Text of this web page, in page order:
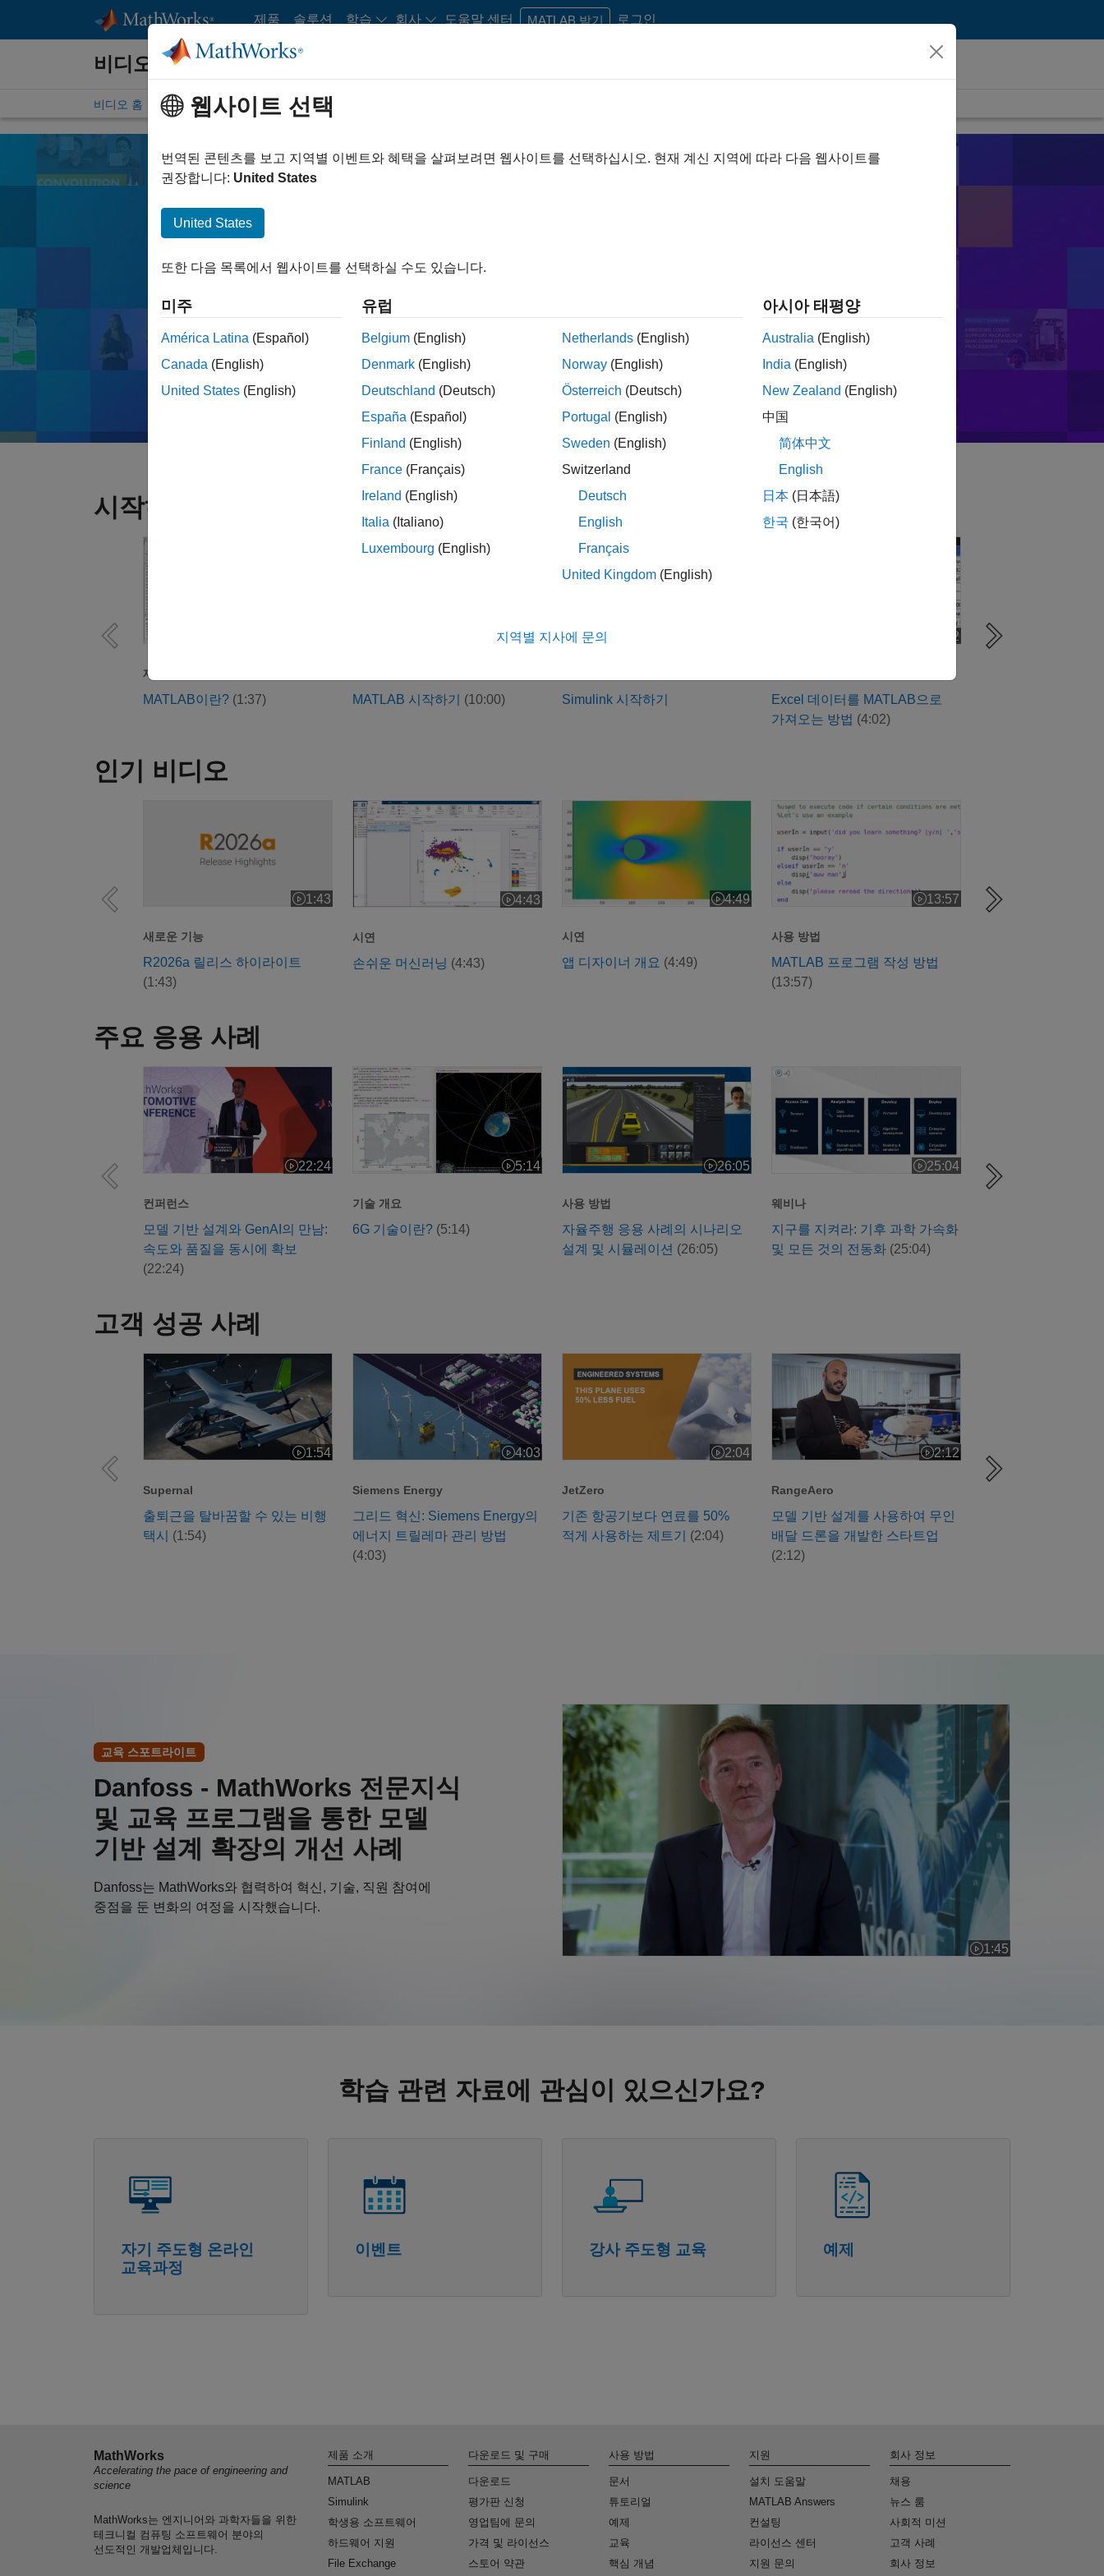
콘텐츠로 바로 가기
제품 솔루션 학습 회사 도움말 센터 MATLAB 받기 로그인
비디오
비디오 홈 검색
인기 주제: MATLAB Simulink Simscape Arduino 모터 제어 PID
시작하기
MATLAB이란?
제품 개요
MATLAB이란? (1:37)
MATLAB 시작하기
10:00
비디오 길이: 10:00
MATLAB 시작하기 (10:00)
Simulink 시작하기
Simulink 시작하기
Excel 데이터를 MATLAB으로 가져오는 방법
4:02
비디오 길이: 4:02
Excel 데이터를 MATLAB으로
가져오는 방법 (4:02)
인기 비디오
1:43
비디오 길이: 1:43
새로운 기능
R2026a 릴리스 하이라이트
(1:43)
손쉬운 머신러닝: 범주형 데이터에 맞는 모델 찾기
4:43
비디오 길이: 4:43
시연
손쉬운 머신러닝 (4:43)
앱 디자이너 개요
4:49
비디오 길이: 4:49
시연
앱 디자이너 개요 (4:49)
MATLAB 프로그램 작성 방법
13:57
비디오 길이: 13:57
사용 방법
MATLAB 프로그램 작성 방법
(13:57)
주요 응용 사례
모델 기반 설계와 GenAI의 만남: 속도와 품질을 동시에 확보
22:24
비디오 길이: 22:24
컨퍼런스
모델 기반 설계와 GenAI의 만남:
속도와 품질을 동시에 확보
(22:24)
6G 기술이란?
5:14
비디오 길이: 5:14
기술 개요
6G 기술이란? (5:14)
자율주행 응용 사례의 시나리오 설계 및 시뮬레이션
26:05
비디오 길이: 26:05
사용 방법
자율주행 응용 사례의 시나리오
설계 및 시뮬레이션 (26:05)
지구를 지켜라: 기후 과학 가속화 및 모든 것의 전동화
25:04
비디오 길이: 25:04
웨비나
지구를 지켜라: 기후 과학 가속화
및 모든 것의 전동화 (25:04)
고객 성공 사례
출퇴근을 탈바꿈할 수 있는 비행 택시
1:54
비디오 길이: 1:54
Supernal
출퇴근을 탈바꿈할 수 있는 비행
택시 (1:54)
그리드 혁신: Siemens Energy의 에너지 트릴레마 관리 방법
4:03
비디오 길이: 4:03
Siemens Energy
그리드 혁신: Siemens Energy의
에너지 트릴레마 관리 방법
(4:03)
기존 항공기보다 연료를 50% 적게 사용하는 제트기
2:04
비디오 길이: 2:04
JetZero
기존 항공기보다 연료를 50%
적게 사용하는 제트기 (2:04)
모델 기반 설계를 사용하여 무인 배달 드론을 개발한 스타
2:12
비디오 길이: 2:12
RangeAero
모델 기반 설계를 사용하여 무인
배달 드론을 개발한 스타트업
(2:12)
교육 스포트라이트
Danfoss - MathWorks 전문지식
및 교육 프로그램을 통한 모델
기반 설계 확장의 개선 사례
Danfoss는 MathWorks와 협력하여 혁신, 기술, 직원 참여에
중점을 둔 변화의 여정을 시작했습니다.
Danfoss - MathWorks의 전문지식 및 교육 프로그램을 통한 모델 기반 설계 확장 강화 사례
1:45
비디오 길이: 1:45
학습 관련 자료에 관심이 있으신가요?
자기 주도형 온라인
교육과정
이벤트 강사 주도형 교육 예제
웹사이트 선택
번역된 콘텐츠를 보고 지역별 이벤트와 혜택을 살펴보려면 웹사이트를 선택하십시오. 현재 계신 지역에 따라 다음 웹사이트를
권장합니다: United States
United States
또한 다음 목록에서 웹사이트를 선택하실 수도 있습니다.
미주
América Latina (Español)
Canada (English)
United States (English)
유럽
Belgium (English)
Denmark (English)
Deutschland (Deutsch)
España (Español)
Finland (English)
France (Français)
Ireland (English)
Italia (Italiano)
Luxembourg (English)
Netherlands (English)
Norway (English)
Österreich (Deutsch)
Portugal (English)
Sweden (English)
Switzerland
Deutsch
English
Français
United Kingdom (English)
아시아 태평양
Australia (English)
India (English)
New Zealand (English)
中国
简体中文
English
日本 (日本語)
한국 (한국어)
지역별 지사에 문의
MathWorks
Accelerating the pace of engineering and
science
MathWorks는 엔지니어와 과학자들을 위한
테크니컬 컴퓨팅 소프트웨어 분야의
선도적인 개발업체입니다.
제품 소개
MATLAB
Simulink
학생용 소프트웨어
하드웨어 지원
File Exchange
다운로드 및 구매
다운로드
평가판 신청
영업팀에 문의
가격 및 라이선스
스토어 약관
사용 방법
문서
튜토리얼
예제
교육
핵심 개념
지원
설치 도움말
MATLAB Answers
컨설팅
라이선스 센터
지원 문의
회사 정보
채용
뉴스 룸
사회적 미션
고객 사례
회사 정보